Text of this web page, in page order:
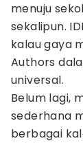
menuju
sekalipun.
kalau gaya
Authors
universal.
Belum lagi,
sederhana
berbagai